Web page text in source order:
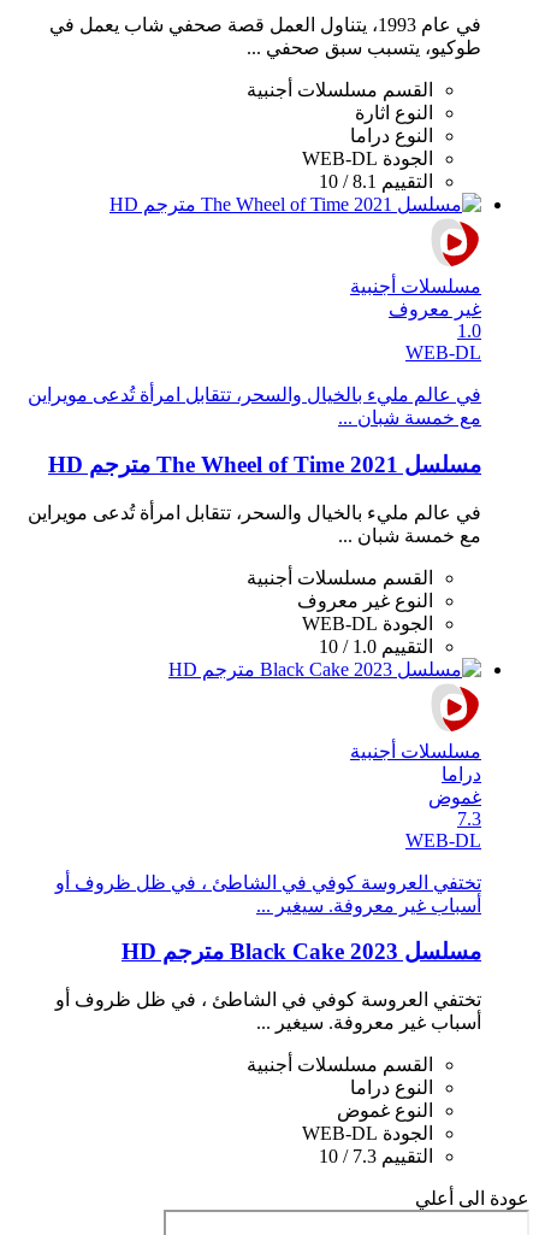
في عام 1993، يتناول العمل قصة صحفي شاب يعمل في
طوكيو، يتسبب سبق صحفي ...
القسم مسلسلات أجنبية
النوع اثارة
النوع دراما
الجودة WEB-DL
التقييم 8.1 / 10
مسلسلات أجنبية
غير معروف
1.0
WEB-DL
في عالم مليء بالخيال والسحر، تتقابل امرأة تُدعى مويراين
مع خمسة شبان ...
مسلسل The Wheel of Time 2021 مترجم HD
في عالم مليء بالخيال والسحر، تتقابل امرأة تُدعى مويراين
مع خمسة شبان ...
القسم مسلسلات أجنبية
النوع غير معروف
الجودة WEB-DL
التقييم 1.0 / 10
مسلسلات أجنبية
دراما
غموض
7.3
WEB-DL
تختفي العروسة كوفي في الشاطئ ، في ظل ظروف أو
أسباب غير معروفة. سيغير ...
مسلسل Black Cake 2023 مترجم HD
تختفي العروسة كوفي في الشاطئ ، في ظل ظروف أو
أسباب غير معروفة. سيغير ...
القسم مسلسلات أجنبية
النوع دراما
النوع غموض
الجودة WEB-DL
التقييم 7.3 / 10
عودة الى أعلي